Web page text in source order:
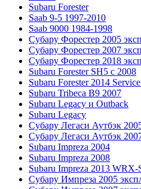
Subaru Forester
Saab 9-5 1997-2010
Saab 9000 1984-1998
Субару Форестер 2005
Субару Форестер 2007
Субару Форестер 2018
Subaru Forester SH5 с 2008
Subaru Forester 2014
Subaru Tribeca В9 2007
Subaru Legacy и Outback
Subaru Legacy
Субару Легаси Аутбэк
Субару Легаси Аутбэк
Subaru Impreza 2004
Subaru Impreza 2008
Subaru Impreza 2013
Субару Импреза 2005